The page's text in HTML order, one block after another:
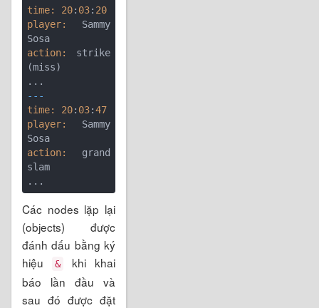
time:
20: 03: 20
player:
Sammy
action:
strike
(miss)
---
time:
20: 03:47
player:
Sammy
action:
grand
slam
Các nodes lặp lại
(objects) được
đánh dấu bằng ký
hiệu
&
khi khai
báo lần đầu và
sau đó được đặt